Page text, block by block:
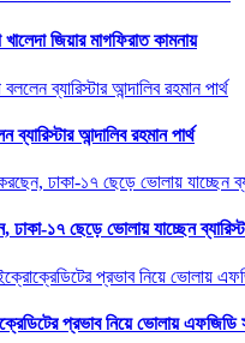
জিয়ার মাগফিরাত কামনায়
আন্দালিব রহমান পার্থ
১৭ ছেড়ে ভোলায় যাচ্ছেন
প্রভাব নিয়ে ভোলায় এফজিডি